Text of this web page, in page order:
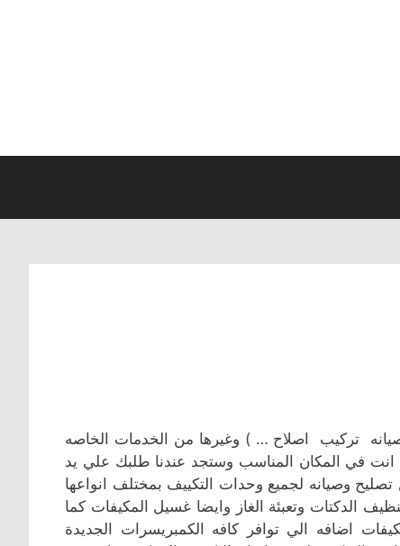
تركيب اصلاح … ) وغيرها من الخدمات الخاصه
في المكان المناسب وستجد عندنا طلبك علي يد
وصيانه لجميع وحدات التكييف بمختلف انواعها
الدكتات وتعبئة الغاز وايضا غسيل المكيفات كما
اضافه الي توافر كافه الكمبريسرات الجديدة